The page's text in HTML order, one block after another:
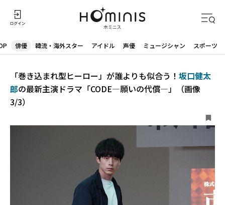
俳優 韓流・海外スター アイドル 声優 ミュージシャン スポーツ
「巻き込まれ型ヒーロー」が誰よりも似合う！ 坂口健太
郎の最新主演ドラマ「CODE―願いの代償―」（画像
3/3）